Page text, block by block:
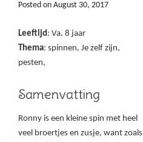
Posted on August 30, 2017
Leeftijd: Va. 8 jaar
Thema: spinnen, Je zelf zijn,
pesten,
Samenvatting
Ronny is een kleine spin met heel
veel broertjes en zusje, want zoals